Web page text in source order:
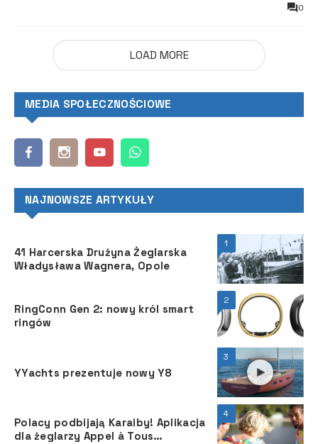
0
LOAD MORE
MEDIA SPOŁECZNOŚCIOWE
NAJNOWSZE ARTYKUŁY
1
41 Harcerska Drużyna Żeglarska
Władysława Wagnera, Opole
2
RingConn Gen 2: nowy król smart
ringów
3
YYachts prezentuje nowy Y8
4
Polacy podbijają Karaiby! Aplikacja
dla żeglarzy Appel à Tous